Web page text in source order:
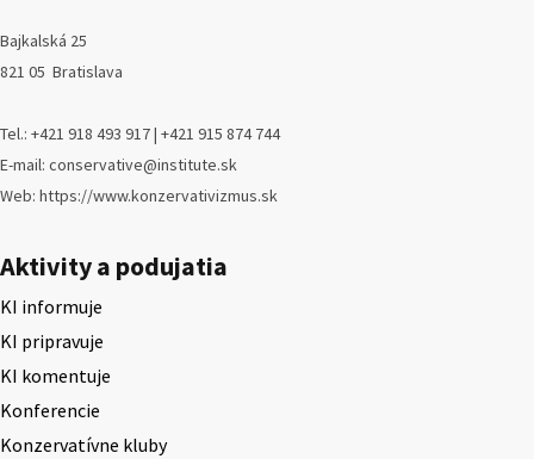
Bajkalská 25
821 05 Bratislava
Tel.: +421 918 493 917 | +421 915 874 744
E-mail: conservative@institute.sk
Web: https://www.konzervativizmus.sk
Aktivity a podujatia
KI informuje
KI pripravuje
KI komentuje
Konferencie
Konzervatívne kluby